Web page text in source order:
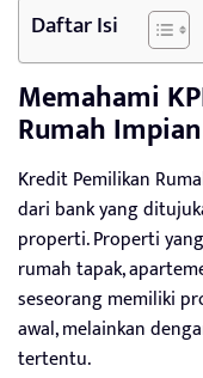
Daftar Isi
Memahami
Rumah Impian
Kredit Pemilikan
dari bank yang
properti. Properti
rumah tapak,
seseorang memiliki
awal, melainkan
tertentu.